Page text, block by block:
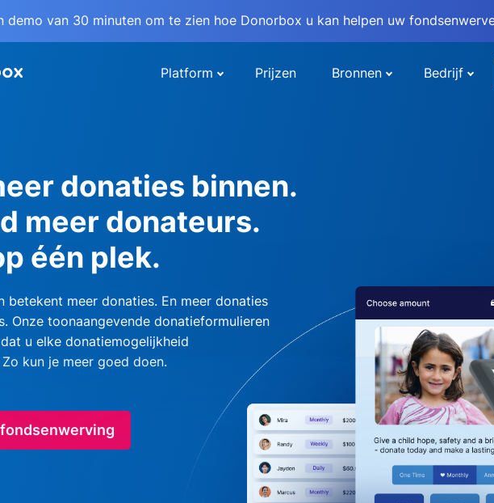
demo van 30 minuten om te zien hoe Donorbox u kan helpen uw
Platform Prijzen Bronnen Bedrijf
donaties binnen.
meer donateurs.
één plek.
betekent meer donaties. En meer donaties
Onze toonaangevende donatieformulieren
u elke donatiemogelijkheid
kun je meer goed doen.